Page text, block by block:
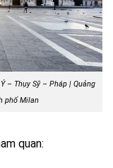
– Thụy Sỹ – Pháp | Quảng
phố Milan
quan: